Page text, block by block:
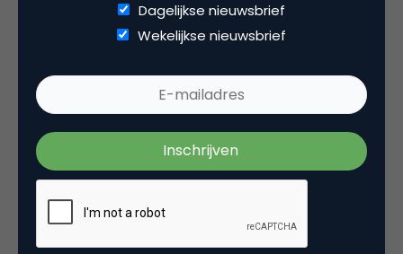
Gerelateerde artikelen
Rebel with or without a cause?
Wake-upcall voor ontwerpers
en merkeigenaren
Creatieve sector als aanjager
van innovatie en ontsluiter en
verbinder van industrieën
Dagelijkse nieuwsbrief
Wekelijkse nieuwsbrief